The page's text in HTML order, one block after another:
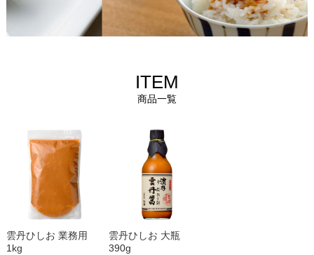
ITEM
商品一覧
雲丹ひしお 業務用
1kg
雲丹ひしお 大瓶
390g